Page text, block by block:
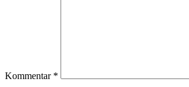
Kommentar *